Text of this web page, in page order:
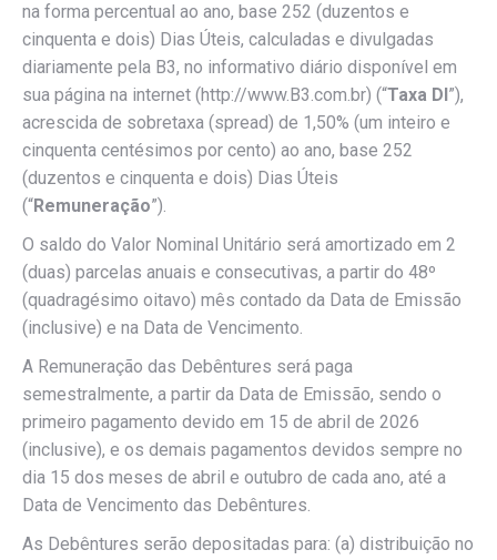
na forma percentual ao ano, base 252 (duzentos e
cinquenta e dois) Dias Úteis, calculadas e divulgadas
diariamente pela B3, no informativo diário disponível em
sua página na internet (http://www.B3.com.br) (“Taxa DI”),
acrescida de sobretaxa (spread) de 1,50% (um inteiro e
cinquenta centésimos por cento) ao ano, base 252
(duzentos e cinquenta e dois) Dias Úteis
(“Remuneração”).
O saldo do Valor Nominal Unitário será amortizado em 2
(duas) parcelas anuais e consecutivas, a partir do 48º
(quadragésimo oitavo) mês contado da Data de Emissão
(inclusive) e na Data de Vencimento.
A Remuneração das Debêntures será paga
semestralmente, a partir da Data de Emissão, sendo o
primeiro pagamento devido em 15 de abril de 2026
(inclusive), e os demais pagamentos devidos sempre no
dia 15 dos meses de abril e outubro de cada ano, até a
Data de Vencimento das Debêntures.
As Debêntures serão depositadas para: (a) distribuição no